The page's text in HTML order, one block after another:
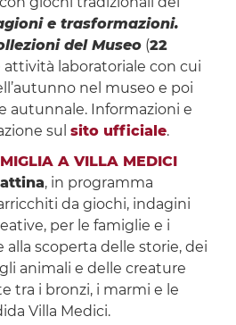
e trasformazioni.
del Museo(22
attività laboratoriale con cui
nel museo e poi
autunnale. Informazioni e
sul sito ufficiale.
A VILLA MEDICI
, in programma
da giochi, indagini
per le famiglie e i
alla scoperta delle storie, dei
animali e delle creature
tra i bronzi, i marmi e le
Villa Medici.